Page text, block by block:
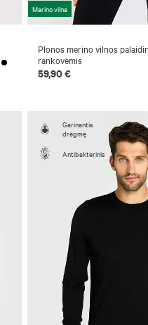
Merino vilna
Plonos merino vilnos
rankovėmis
59,90 €
Garinantis
drėgmę
Antibakterinis